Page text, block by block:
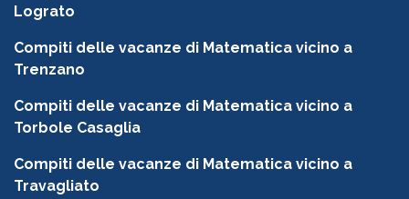
Lograto
Compiti delle vacanze di Matematica vicino a
Trenzano
Compiti delle vacanze di Matematica vicino a
Torbole Casaglia
Compiti delle vacanze di Matematica vicino a
Travagliato